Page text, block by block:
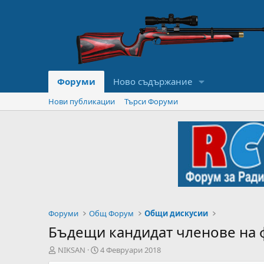
Форуми Ново съдържание
Нови публикации Търси Форуми
Форуми Общ Форум Общи дискусии
Бъдещи кандидат членове на
А
в
NIKSAN
Н
а
4 Февруари 2018